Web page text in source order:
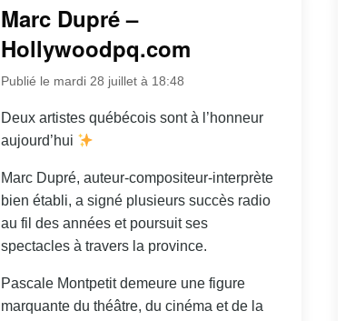
Marc Dupré –
Hollywoodpq.com
Publié le mardi 28 juillet à 18:48
Deux artistes québécois sont à l’honneur
aujourd’hui
Marc Dupré, auteur-compositeur-interprète
bien établi, a signé plusieurs succès radio
au fil des années et poursuit ses
spectacles à travers la province.
Pascale Montpetit demeure une figure
marquante du théâtre, du cinéma et de la